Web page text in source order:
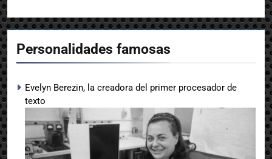
Personalidades famosas
Evelyn Berezin, la creadora del primer procesador de
texto